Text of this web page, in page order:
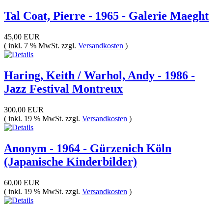
Tal Coat, Pierre - 1965 - Galerie Maeght
45,00 EUR
( inkl. 7 % MwSt. zzgl. Versandkosten )
Haring, Keith / Warhol, Andy - 1986 -
Jazz Festival Montreux
300,00 EUR
( inkl. 19 % MwSt. zzgl. Versandkosten )
Anonym - 1964 - Gürzenich Köln
(Japanische Kinderbilder)
60,00 EUR
( inkl. 19 % MwSt. zzgl. Versandkosten )